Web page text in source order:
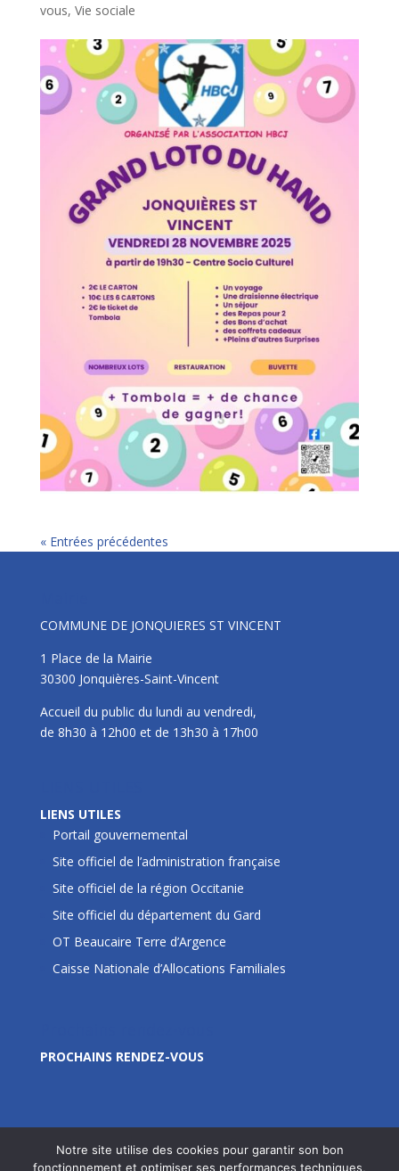
vous, Vie sociale
« Entrées précédentes
COMMUNE DE JONQUIERES ST VINCENT
1 Place de la Mairie
30300 Jonquières-Saint-Vincent
Accueil du public du lundi au vendredi,
de 8h30 à 12h00 et de 13h30 à 17h00
LIENS UTILES
Portail gouvernemental
Site officiel de l’administration française
Site officiel de la région Occitanie
Site officiel du département du Gard
OT Beaucaire Terre d’Argence
Caisse Nationale d’Allocations Familiales
PROCHAINS RENDEZ-VOUS
Notre site utilise des cookies pour garantir son bon
fonctionnement et optimiser ses performances techniques,